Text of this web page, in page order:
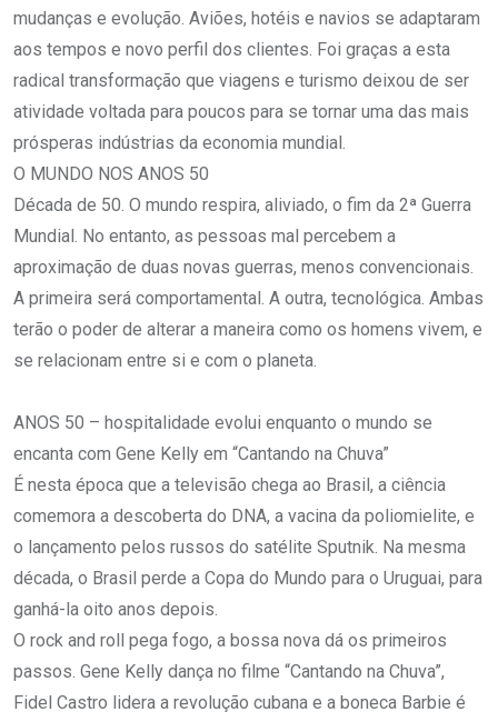
mudanças e evolução. Aviões, hotéis e navios se adaptaram
aos tempos e novo perfil dos clientes. Foi graças a esta
radical transformação que viagens e turismo deixou de ser
atividade voltada para poucos para se tornar uma das mais
prósperas indústrias da economia mundial.
O MUNDO NOS ANOS 50
Década de 50. O mundo respira, aliviado, o fim da 2ª Guerra
Mundial. No entanto, as pessoas mal percebem a
aproximação de duas novas guerras, menos convencionais.
A primeira será comportamental. A outra, tecnológica. Ambas
terão o poder de alterar a maneira como os homens vivem, e
se relacionam entre si e com o planeta.
ANOS 50 – hospitalidade evolui enquanto o mundo se
encanta com Gene Kelly em “Cantando na Chuva”
É nesta época que a televisão chega ao Brasil, a ciência
comemora a descoberta do DNA, a vacina da poliomielite, e
o lançamento pelos russos do satélite Sputnik. Na mesma
década, o Brasil perde a Copa do Mundo para o Uruguai, para
ganhá-la oito anos depois.
O rock and roll pega fogo, a bossa nova dá os primeiros
passos. Gene Kelly dança no filme “Cantando na Chuva”,
Fidel Castro lidera a revolução cubana e a boneca Barbie é